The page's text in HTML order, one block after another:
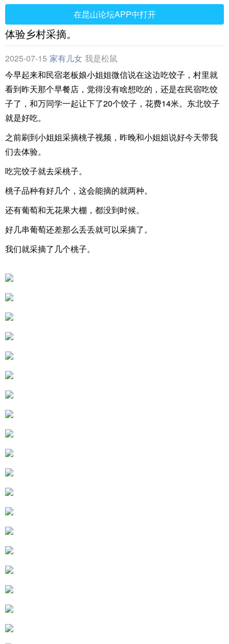
在昆山论坛APP中打开
体验乡村采摘。
2025-07-15 家有儿女 我是松鼠
今早起来和民宿老板娘小姐姐微信说在这边吃饺子，村里就
看到昨天那个早餐店，觉得没有啥想吃的，还是在民宿吃饺
子了，和万同学一起让下了20个饺子，花费14米。东北饺子
就是好吃。
之前刷到小姐姐采摘桃子视频，昨晚和小姐姐说好今天带我
们去体验。
吃完饺子就去采桃子。
桃子品种有好几个，这会能摘的就两种。
还有葡萄和无花果大棚，都没到时候。
好几串葡萄还差那么丢丢就可以采摘了。
我们就采摘了几个桃子。